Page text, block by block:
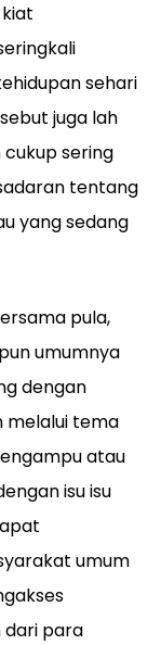
sehari
juga lah
sering
tentang
yang sedang
pula,
umumnya
dengan
melalui tema
atau
isu isu
umum
dari para